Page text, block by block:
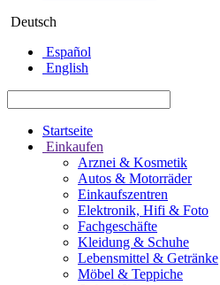
Deutsch
Español
English
Startseite
Einkaufen
Arznei & Kosmetik
Autos & Motorräder
Einkaufszentren
Elektronik, Hifi & Foto
Fachgeschäfte
Kleidung & Schuhe
Lebensmittel & Getränke
Möbel & Teppiche